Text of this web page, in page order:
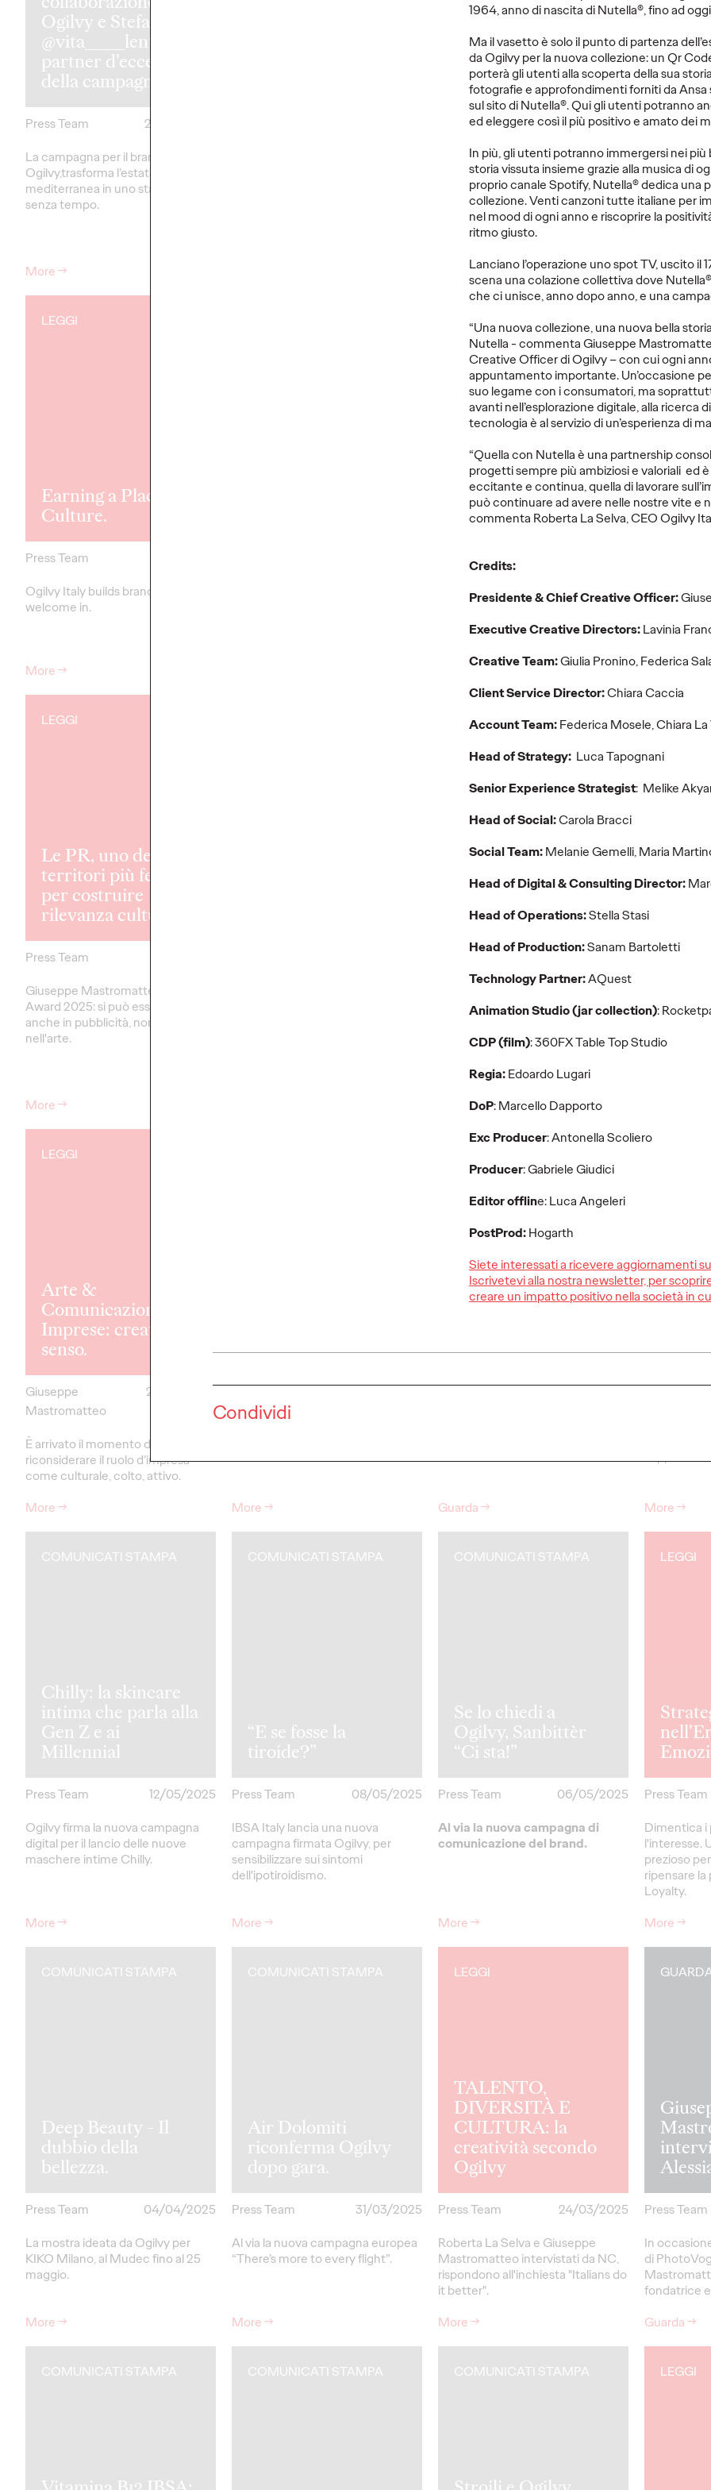
1964, anno di nascita di Nutella®, fino ad
Ma il vasetto è solo il punto di partenza
da Ogilvy per la nuova collezione: un Qr
porterà gli utenti alla scoperta della sua
fotografie e approfondimenti forniti da Ansa
sul sito di Nutella®. Qui gli utenti potranno
ed eleggere così il più positivo e amato dei
In più, gli utenti potranno immergersi nei
storia vissuta insieme grazie alla musica di
proprio canale Spotify, Nutella® dedica una
collezione. Venti canzoni tutte italiane per
nel mood di ogni anno e riscoprire la
ritmo giusto.
Lanciano l’operazione uno spot TV, uscito il
scena una colazione collettiva dove
che ci unisce, anno dopo anno, e una
“Una nuova collezione, una nuova bella
Nutella - commenta Giuseppe
Creative Officer di Ogilvy – con cui ogni
appuntamento importante. Un’occasione
suo legame con i consumatori, ma
avanti nell’esplorazione digitale, alla ricerca
tecnologia è al servizio di un’esperienza di
“Quella con Nutella è una partnership
progetti sempre più ambiziosi e valoriali ed
eccitante e continua, quella di lavorare
può continuare ad avere nelle nostre vite e
commenta Roberta La Selva, CEO Ogilvy
Credits:
Presidente & Chief Creative Officer:
Executive Creative Directors:Lavinia
Creative Team:Giulia Pronino, Federica
Client Service Director:Chiara Caccia
Account Team:Federica Mosele, Chiara
Head of Strategy: Luca Tapognani
Senior Experience Strategist: Melike
Head of Social:Carola Bracci
Social Team:Melanie Gemelli, Maria
Head of Digital & Consulting Director:
Head of Operations:Stella Stasi
Head of Production:Sanam Bartoletti
Technology Partner:AQuest
Animation Studio (jar collection):
CDP (film): 360FX Table Top Studio
Regia:Edoardo Lugari
DoP: Marcello Dapporto
Exc Producer: Antonella Scoliero
Producer: Gabriele Giudici
Editor offline: Luca Angeleri
PostProd:Hogarth
Siete interessati a ricevere aggiornamenti
Iscrivetevi alla nostra newsletter, per
creare un impatto positivo nella società in
Condividi
Ogilvy e Stefanel,
@vita_____lenta
partner d'eccezione
della campagna.
Press Team
20/05/2026
La campagna per il brand, firmata
Ogilvy,trasforma l’estate
mediterranea in uno stato mentale
senza tempo.
More→
di EMERGENCY e
Ogilvy per chi fa
sentire la sua voce
contro la guerra.
Press Team
29/12/2025
Irresponsabili Una campagna per
inaugurare il 2026 nel segno della
partecipazione e della pace
More→
con
chiave.
Press Team
Imogen
Influence,
Head of
EMEA;…
More→
LEGGI
Earning a Place in
Culture.
Press Team
Ogilvy Italy builds brands people
welcome in.
More→
LEGGI
OZ Spot - Report
n.5 "Money Wise"
OZ Team
Come la Gen Z naviga soldi e
risparmi.
→
Paulo
Una figura
potenziare
More→
LEGGI
Le PR, uno dei
territori più fertili
per costruire
rilevanza culturale.
Press Team
Giuseppe Mastromatteo - ADCI
Award 2025: si può essere autori
anche in pubblicità, non solo
nell'arte.
More→
LEGGI
Arte &
lezione di Amy
Sherald: perchè
rappresentare non
basta più.
Mastromatteo
Le agenzie di comunicazione non
Devono disegnare nuovi
rappresentare, ma ricostruire. È…
More→
LEGGI
OZ
n.3: E'
dei viaggi
italiani.
LEGGI
Arte &
Comunicazione -
Imprese: creatori di
senso.
Giuseppe
Mastromatteo
22/07/2025
È arrivato il momento di
riconsiderare il ruolo d’impresa
come culturale, colto, attivo.
More→
cultura.
More→
Roberta La Selva
studenti IULM
Guarda→
la
More→
COMUNICATI STAMPA
Chilly: la skincare
intima che parla alla
Gen Z e ai
Millennial
Press Team
12/05/2025
Ogilvy firma la nuova campagna
digital per il lancio delle nuove
maschere intime Chilly.
More→
COMUNICATI STAMPA
“E se fosse la
tiroide?”
Press Team
08/05/2025
IBSA Italy lancia una nuova
campagna firmata Ogilvy, per
sensibilizzare sui sintomi
dell'ipotiroidismo.
More→
COMUNICATI STAMPA
Se lo chiedi a
Ogilvy, Sanbittèr
“Ci sta!”
Press Team
06/05/2025
Al via la nuova campagna di
comunicazione del brand.
More→
LEGGI
Press Team
Dimentica i
l'interesse.
prezioso
ripensare
Loyalty.
More→
COMUNICATI STAMPA
Deep Beauty - Il
dubbio della
bellezza.
Press Team
04/04/2025
La mostra ideata da Ogilvy per
KIKO Milano, al Mudec fino al 25
maggio.
More→
COMUNICATI STAMPA
Air Dolomiti
riconferma Ogilvy
dopo gara.
Press Team
31/03/2025
Al via la nuova campagna europea
“There’s more to every flight”.
More→
LEGGI
TALENTO,
DIVERSITÀ E
CULTURA: la
creatività secondo
Ogilvy
Press Team
24/03/2025
Roberta La Selva e Giuseppe
Mastromatteo intervistati da NC,
rispondono all'inchiesta "Italians do
it better".
More→
Press Team
In
di
fondatrice
Guarda→
COMUNICATI STAMPA COMUNICATI STAMPA COMUNICATI STAMPA LEGGI